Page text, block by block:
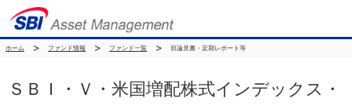
ホーム ファンド情報 ファンド一覧 目論見書・定期レポート等
ＳＢＩ・Ｖ・米国増配株式インデックス・